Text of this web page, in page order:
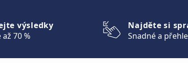
výsledky
70 %
Najděte si
Snadné a